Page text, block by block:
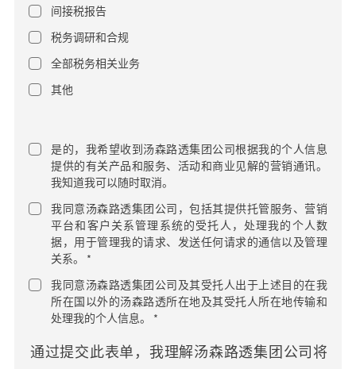
间接税报告
税务调研和合规
全部税务相关业务
其他
是的，我希望收到汤森路透集团公司根据我的个人信息
提供的有关产品和服务、活动和商业见解的营销通讯。
我知道我可以随时取消。
我同意汤森路透集团公司，包括其提供托管服务、营销
平台和客户关系管理系统的受托人，处理我的个人数
据，用于管理我的请求、发送任何请求的通信以及管理
关系。 *
我同意汤森路透集团公司及其受托人出于上述目的在我
所在国以外的汤森路透所在地及其受托人所在地传输和
处理我的个人信息。 *
通过提交此表单，我理解汤森路透集团公司将